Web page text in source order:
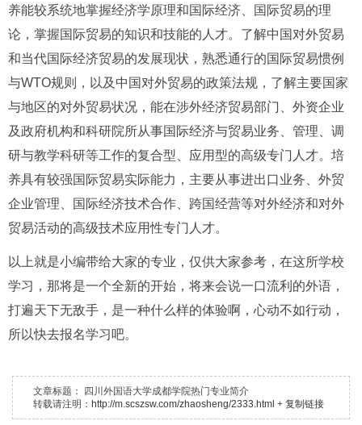
养能较系统地掌握经济学原理和国际经济、国际贸易的理
论，掌握国际贸易的知识和技能的人才。了解中国对外贸易
和当代国际经济贸易的发展现状，熟悉通行的国际贸易惯例
与WTO规则，以及中国对外贸易的政策法规，了解主要国家
与地区的对外贸易状况，能在涉外经济贸易部门、外资企业
及政府机构和科研院所从事国际经济与贸易业务、管理、调
研与教学科研等工作的复合型、应用型的高级专门人才。培
养具有较强国际贸易实际能力，主要从事进出口业务、外贸
企业管理、国际经济技术合作、跨国经营等对外经济和对外
贸易活动的高级技术应用性专门人才。
以上就是小编带给大家的专业，仅供大家参考，在这所学校
学习，那将是一个全新的开始，将来会说一口流利的外语，
打遍天下无敌手，是一种什么样的体验啊，心动不如行动，
所以快去报名学习吧。
文章标题：
四川外国语大学成都学院热门专业简介
转载请注明： http://m.scszsw.com/zhaosheng/2333.html + 复制链接